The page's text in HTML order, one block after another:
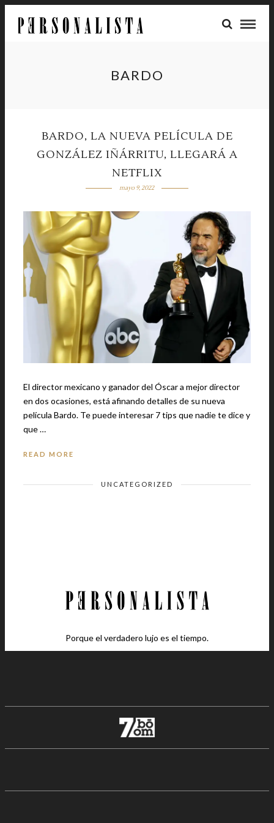
BARDO
BARDO, LA NUEVA PELÍCULA DE
GONZÁLEZ IÑÁRRITU, LLEGARÁ A
NETFLIX
mayo 9, 2022
El director mexicano y ganador del Óscar a mejor director
en dos ocasiones, está afinando detalles de su nueva
película Bardo. Te puede interesar 7 tips que nadie te dice y
que …
READ MORE
UNCATEGORIZED
Porque el verdadero lujo es el tiempo.